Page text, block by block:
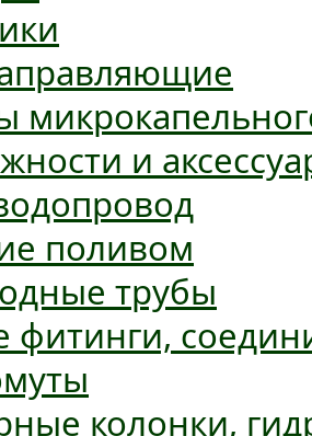
и
поливом
трубы
колонки,